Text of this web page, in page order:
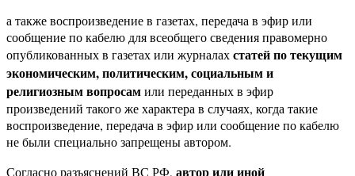
а также воспроизведение в газетах, передача в эфир или
сообщение по кабелю для всеобщего сведения правомерно
опубликованных в газетах или журналахстатей по текущим
экономическим, политическим, социальным и
религиозным вопросамили переданных в эфир
произведений такого же характера в случаях, когда такие
воспроизведение, передача в эфир или сообщение по кабелю
не были специально запрещены автором.
Согласно разъяснений ВС РФ, автор или иной